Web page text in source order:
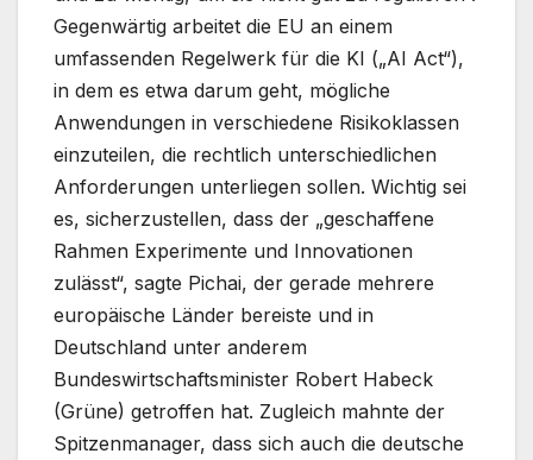
Gegenwärtig arbeitet die EU an einem
umfassenden Regelwerk für die KI („AI Act“),
in dem es etwa darum geht, mögliche
Anwendungen in verschiedene Risikoklassen
einzuteilen, die rechtlich unterschiedlichen
Anforderungen unterliegen sollen. Wichtig sei
es, sicherzustellen, dass der „geschaffene
Rahmen Experimente und Innovationen
zulässt“, sagte Pichai, der gerade mehrere
europäische Länder bereiste und in
Deutschland unter anderem
Bundeswirtschaftsminister Robert Habeck
(Grüne) getroffen hat. Zugleich mahnte der
Spitzenmanager, dass sich auch die deutsche